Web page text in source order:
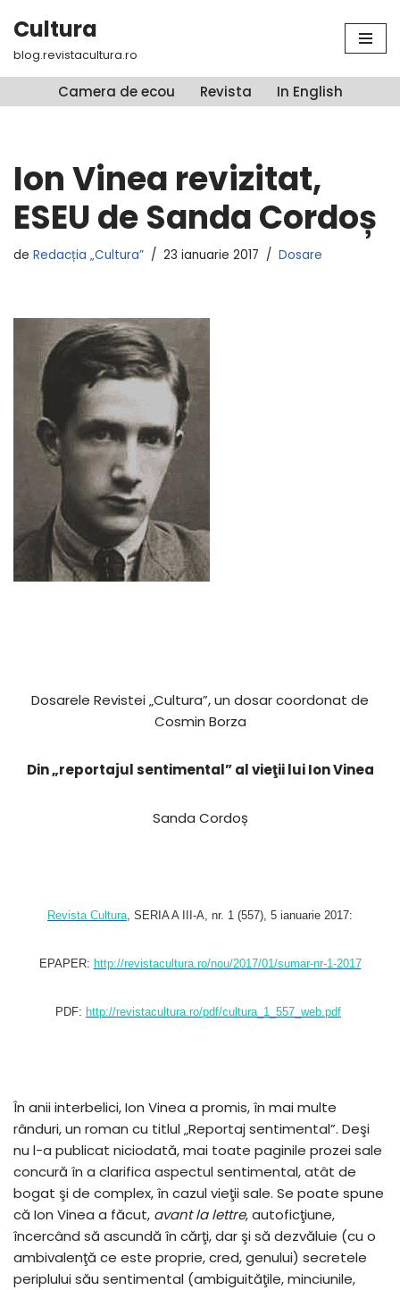
Sari
conținut
Cultura
blog.revistacultura.ro
Camera de ecou Revista In English
Ion Vinea revizitat,
ESEU de Sanda Cordoș
de Redacția „Cultura” 23 ianuarie 2017 Dosare
Dosarele Revistei „Cultura”, un dosar coordonat de
Cosmin Borza
Din „reportajul sentimental” al vieţii lui Ion Vinea
Sanda Cordoș
Revista Cultura, SERIA A III-A, nr. 1 (557), 5 ianuarie 2017:
EPAPER: http://revistacultura.ro/nou/2017/01/sumar-nr-1-2017
PDF: http://revistacultura.ro/pdf/cultura_1_557_web.pdf
În anii interbelici, Ion Vinea a promis, în mai multe
rânduri, un roman cu titlul „Reportaj sentimental”. Deşi
nu l-a publicat niciodată, mai toate paginile prozei sale
concură în a clarifica aspectul sentimental, atât de
bogat şi de complex, în cazul vieţii sale. Se poate spune
că Ion Vinea a făcut, avant la lettre, autoficţiune,
încercând să ascundă în cărţi, dar şi să dezvăluie (cu o
ambivalenţă ce este proprie, cred, genului) secretele
periplului său sentimental (ambiguităţile, minciunile,